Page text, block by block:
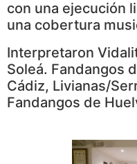
con una ejecución
una cobertura
Interpretaron
Soleá. Fandangos
Cádiz, Livianas/
Fandangos de